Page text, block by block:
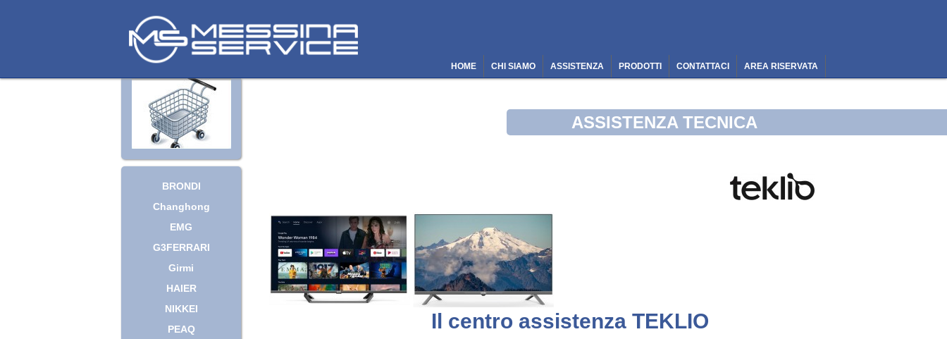
HOME CHI SIAMO ASSISTENZA PRODOTTI CONTATTACI AREA RISERVATA
ASSISTENZA TECNICA
BRONDI
Changhong
EMG
G3FERRARI
Girmi
HAIER
NIKKEI
PEAQ
Il centro assistenza TEKLIO